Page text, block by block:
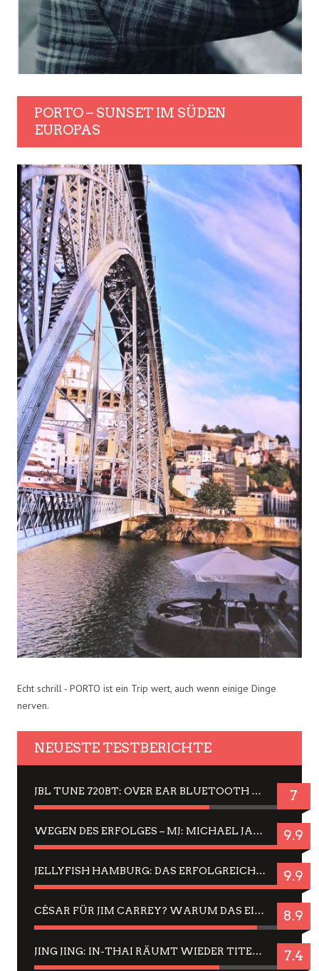
PORTO – SUNSET IM SÜDEN
EUROPAS
Echt schrill - PORTO ist ein Trip wert, auch wenn einige Dinge
nerven.
NEUESTE TESTBERICHTE
JBL TUNE 720BT: OVER EAR BLUETOOTH KOPFHÖRER UM DIE 50,-€ IM DAUER-TEST 7
WEGEN DES ERFOLGES – MJ: MICHAEL JACKSON MUSICAL IN EINER MATINEE SEHEN 9.9
JELLYFISH HAMBURG: DAS ERFOLGREICHE SOMMER-MENÜ 2025 IN GEFÜHLEN UND BILDERN 9.9
CÉSAR FÜR JIM CARREY? WARUM DAS EINER DER NERVIGSTEN ACTORS IST UND BLEIBT 8.9
JING JING: IN-THAI RÄUMT WIEDER TITEL AB – EIN ZWEI-STUNDEN-ERLEBNISBERICHT 7.4